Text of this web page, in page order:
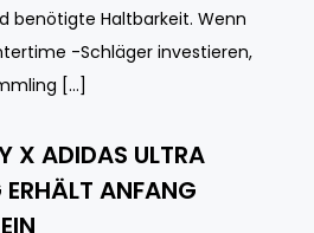
benötigte Haltbarkeit. Wenn
-Schläger investieren,
[…]
X ADIDAS ULTRA
ERHÄLT ANFANG